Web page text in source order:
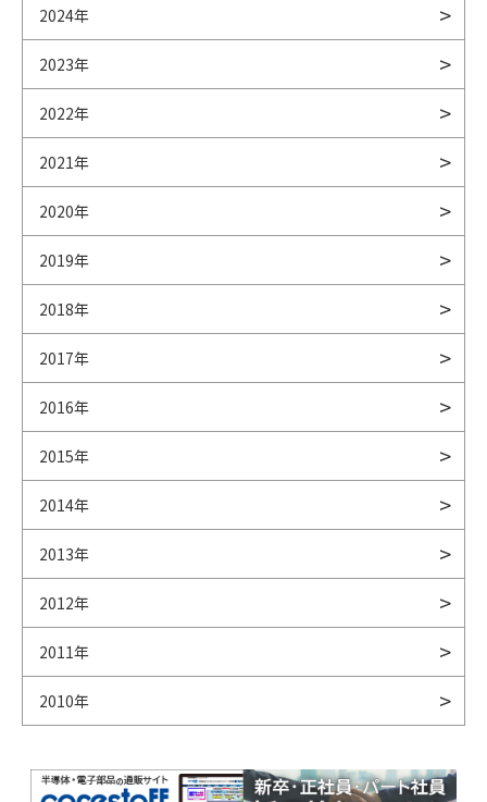
2024年
2023年
2022年
2021年
2020年
2019年
2018年
2017年
2016年
2015年
2014年
2013年
2012年
2011年
2010年